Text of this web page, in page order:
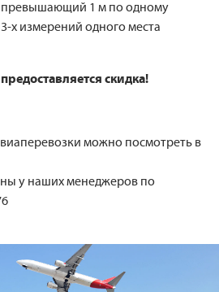
1 м по одному
х измерений одного места
скидка!
можно посмотреть в
у наших менеджеров по